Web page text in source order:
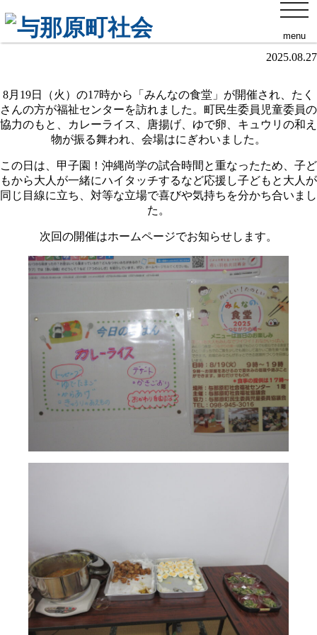
menu
みんなの食堂を行いました
2025.08.27
8月19日（火）の17時から「みんなの食堂」が開催され、たく
さんの方が福祉センターを訪れました。町民生委員児童委員の
協力のもと、カレーライス、唐揚げ、ゆで卵、キュウリの和え
物が振る舞われ、会場はにぎわいました。
この日は、甲子園！沖縄尚学の試合時間と重なったため、子ど
もから大人が一緒にハイタッチするなど応援し子どもと大人が
同じ目線に立ち、対等な立場で喜びや気持ちを分かち合いまし
た。
次回の開催はホームページでお知らせします。